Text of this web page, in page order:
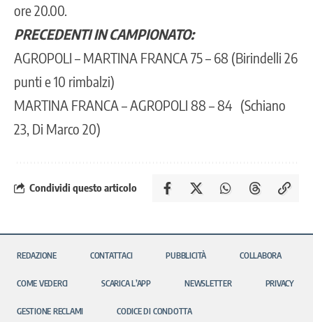
ore 20.00.
PRECEDENTI IN CAMPIONATO:
AGROPOLI – MARTINA FRANCA 75 – 68 (Birindelli 26
punti e 10 rimbalzi)
MARTINA FRANCA – AGROPOLI 88 – 84 (Schiano
23, Di Marco 20)
Condividi questo articolo
REDAZIONE CONTATTACI PUBBLICITÀ COLLABORA
COME VEDERCI SCARICA L’APP NEWSLETTER PRIVACY
GESTIONE RECLAMI CODICE DI CONDOTTA